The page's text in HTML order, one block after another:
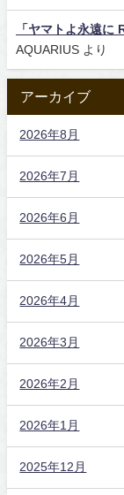
「ヤマトよ永遠に
AQUARIUS より
アーカイブ
2026年8月
2026年7月
2026年6月
2026年5月
2026年4月
2026年3月
2026年2月
2026年1月
2025年12月